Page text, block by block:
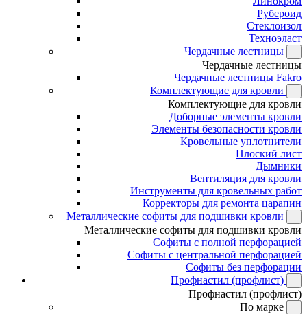
Рубероид
Стеклоизол
Техноэласт
Чердачные лестницы
Чердачные лестницы
Чердачные лестницы Fakro
Комплектующие для кровли
Комплектующие для кровли
Доборные элементы кровли
Элементы безопасности кровли
Кровельные уплотнители
Плоский лист
Дымники
Вентиляция для кровли
Инструменты для кровельных работ
Корректоры для ремонта царапин
Металлические софиты для подшивки кровли
Металлические софиты для подшивки кровли
Софиты с полной перфорацией
Софиты с центральной перфорацией
Софиты без перфорации
Профнастил (профлист)
Профнастил (профлист)
По марке